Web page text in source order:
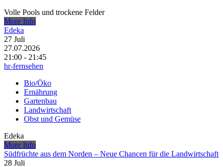
Volle Pools und trockene Felder
More Info
Edeka
27 Juli
27.07.2026
21:00 - 21:45
hr-fernsehen
Bio/Öko
Ernährung
Gartenbau
Landwirtschaft
Obst und Gemüse
Edeka
More Info
Südfrüchte aus dem Norden – Neue Chancen für die Landwirtschaft
28 Juli